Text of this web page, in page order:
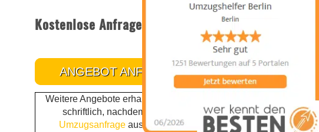
Kostenlose Anfrage
ANGEBOT ANFRAGEN
Weitere Angebote erhalten Sie telefonisch oder
schriftlich, nachdem Sie die
kostenlose
Umzugsanfrage ausgefüllt haben. Email: